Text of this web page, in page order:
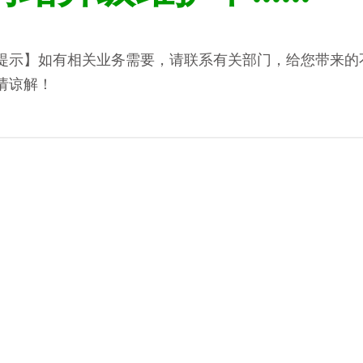
示】如有相关业务需要，请联系有关部门，给您带来的
谅解！